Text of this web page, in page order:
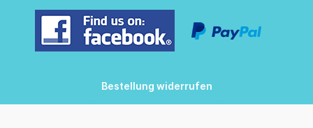
Bestellung widerrufen